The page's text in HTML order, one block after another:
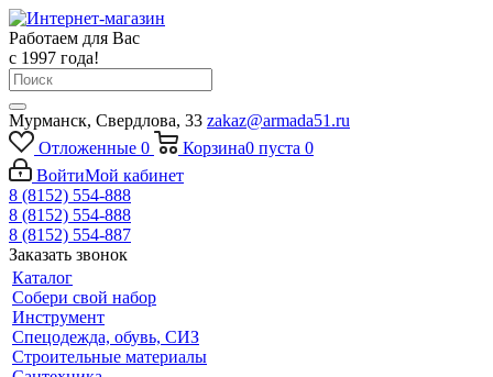
Работаем для Вас
с 1997 года!
Мурманск, Свердлова, 33 zakaz@armada51.ru
Отложенные 0 Корзина0 пуста 0
ВойтиМой кабинет
8 (8152) 554-888
8 (8152) 554-888
8 (8152) 554-887
Заказать звонок
Каталог
Собери свой набор
Инструмент
Спецодежда, обувь, СИЗ
Строительные материалы